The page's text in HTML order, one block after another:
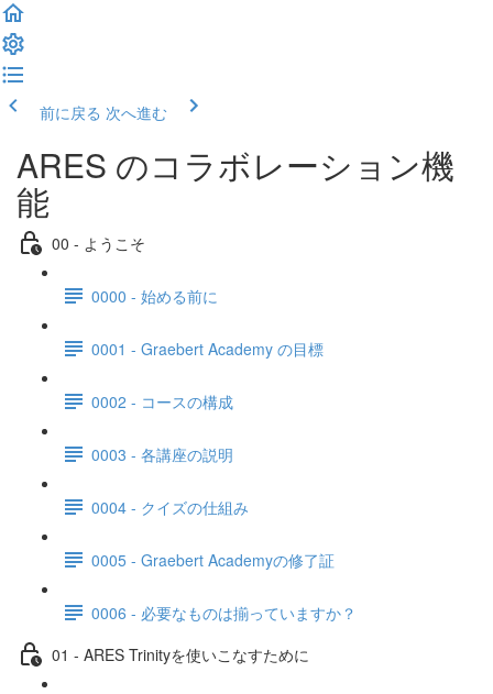
前に戻る 次へ進む
ARES のコラボレーション機
能
00 - ようこそ
0000 - 始める前に
0001 - Graebert Academy の目標
0002 - コースの構成
0003 - 各講座の説明
0004 - クイズの仕組み
0005 - Graebert Academyの修了証
0006 - 必要なものは揃っていますか？
01 - ARES Trinityを使いこなすために